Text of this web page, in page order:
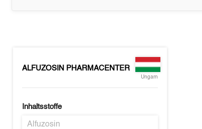
ALFUZOSIN PHARMACENTER
Ungarn
Inhaltsstoffe
Alfuzosin